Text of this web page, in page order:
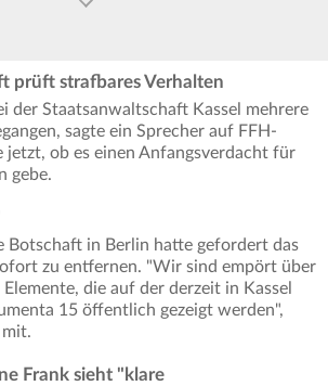
prüft strafbares Verhalten
der Staatsanwaltschaft Kassel mehrere
sagte ein Sprecher auf FFH-
jetzt, ob es einen Anfangsverdacht für
gebe.
Botschaft in Berlin hatte gefordert das
zu entfernen. "Wir sind empört über
die auf der derzeit in Kassel
15 öffentlich gezeigt werden",
Frank sieht "klare